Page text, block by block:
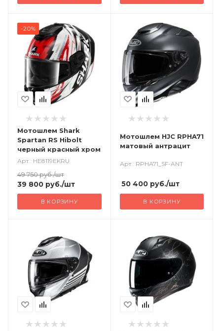
-20%
Мотошлем Shark
Spartan RS Hibolt
черный красный хром
Арт.: HE8119EKRU
49 750руб./шт
39 800 руб./шт
В КОРЗИНУ
Мотошлем HJC RPHA71
матовый антрацит
Арт.: RPHA71_SF-ANT
50 400руб./шт
В КОРЗИНУ